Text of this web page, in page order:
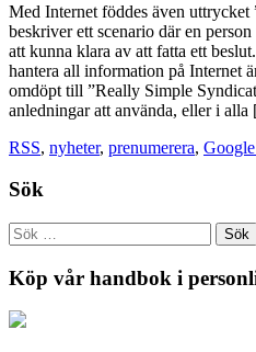
Med Internet föddes även
beskriver ett scenario där en
att kunna klara av att fatta ett
hantera all information på Internet
omdöpt till ”Really Simple
anledningar att använda, eller i
RSS, nyheter, prenumerera,
Sök
Köp vår handbok i